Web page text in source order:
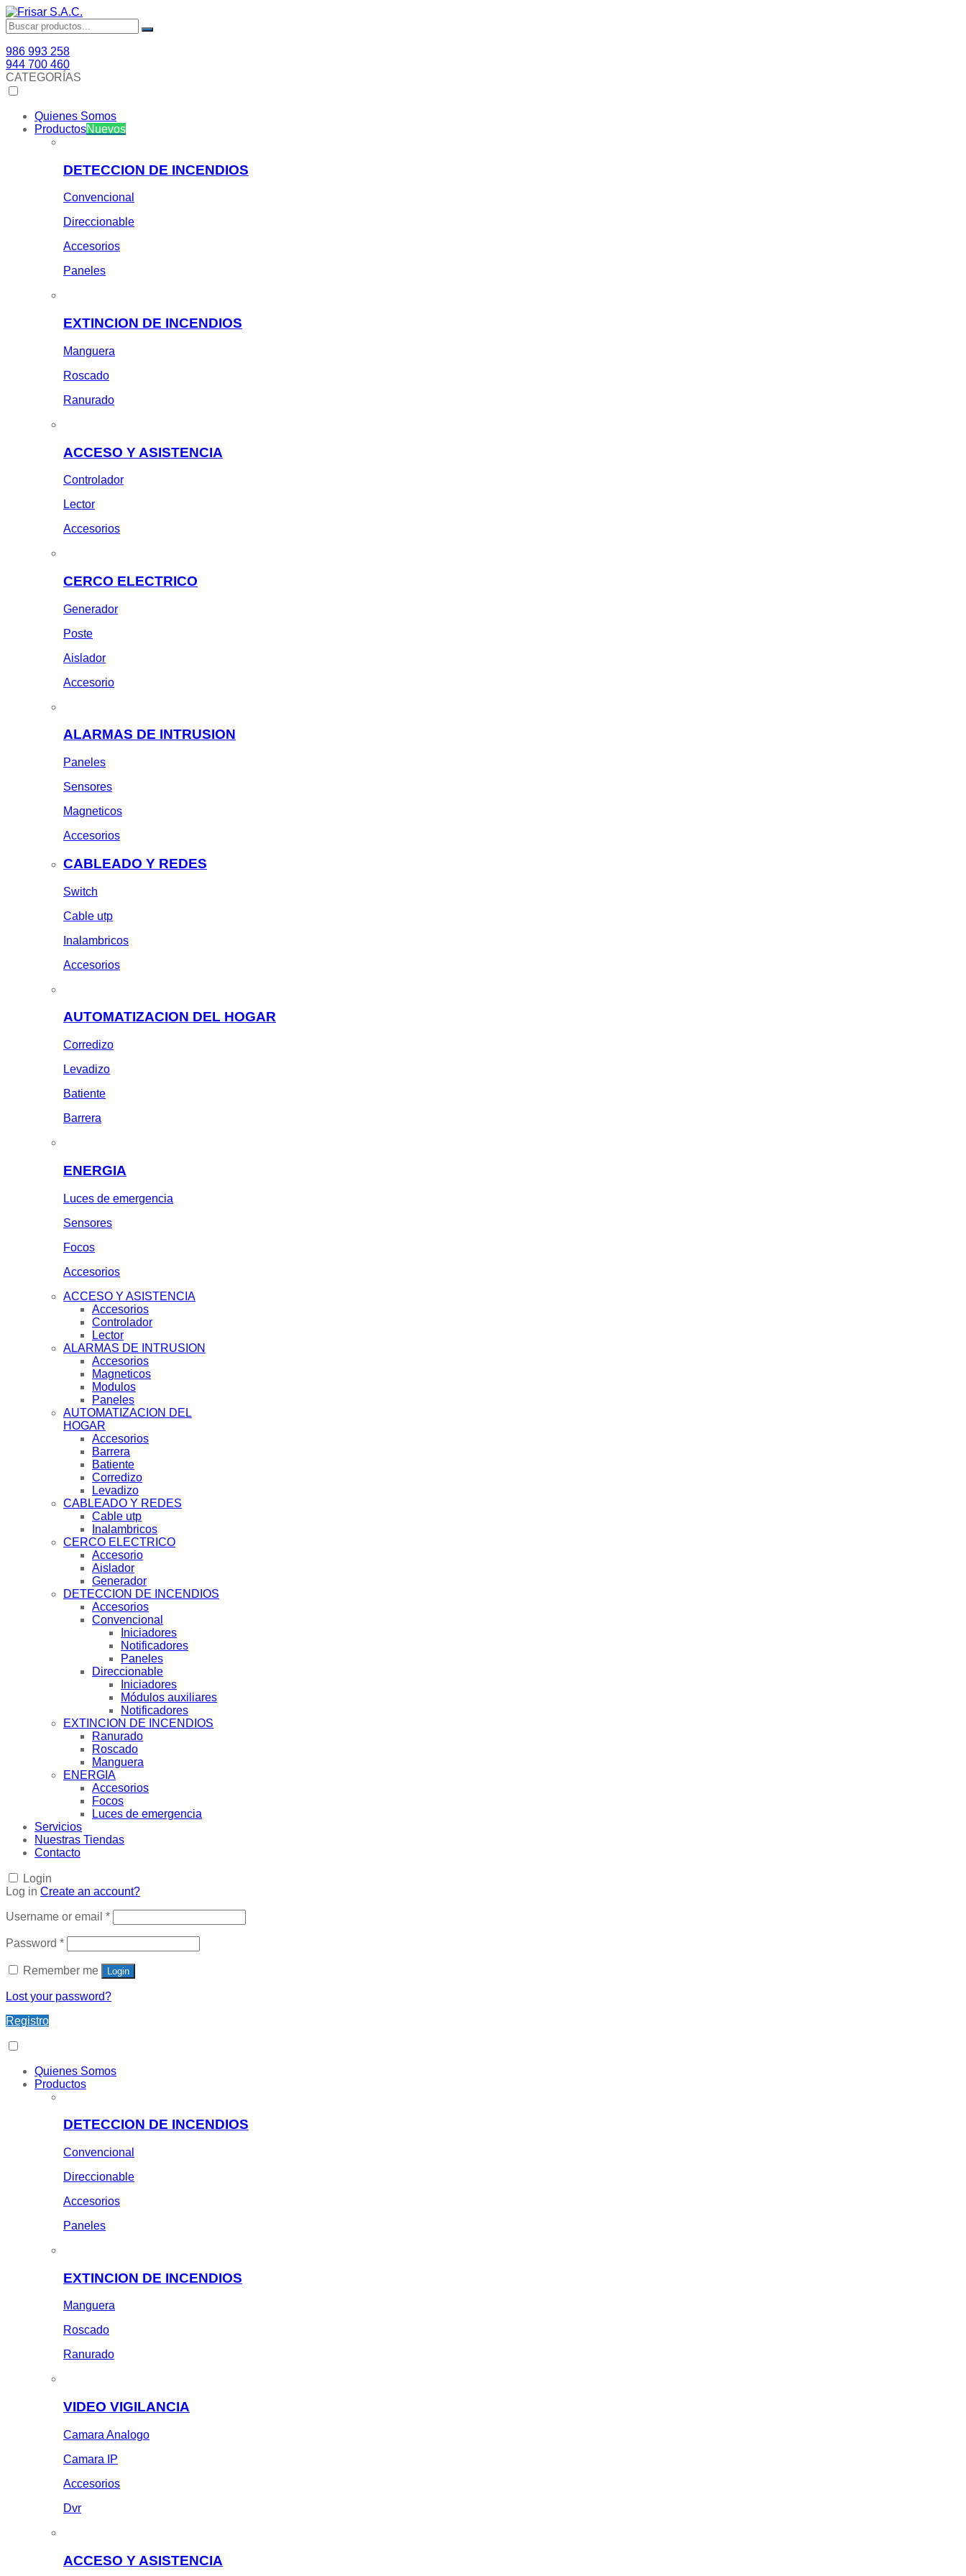
986 993 258
944 700 460
CATEGORÍAS
Quienes Somos
ProductosNuevos
DETECCION DE INCENDIOS
Convencional
Direccionable
Accesorios
Paneles
EXTINCION DE INCENDIOS
Manguera
Roscado
Ranurado
ACCESO Y ASISTENCIA
Controlador
Lector
Accesorios
CERCO ELECTRICO
Generador
Poste
Aislador
Accesorio
ALARMAS DE INTRUSION
Paneles
Sensores
Magneticos
Accesorios
CABLEADO Y REDES
Switch
Cable utp
Inalambricos
Accesorios
AUTOMATIZACION DEL HOGAR
Corredizo
Levadizo
Batiente
Barrera
ENERGIA
Luces de emergencia
Sensores
Focos
Accesorios
ACCESO Y ASISTENCIA
Accesorios
Controlador
Lector
ALARMAS DE INTRUSION
Accesorios
Magneticos
Modulos
Paneles
AUTOMATIZACION DEL
HOGAR
Accesorios
Barrera
Batiente
Corredizo
Levadizo
CABLEADO Y REDES
Cable utp
Inalambricos
CERCO ELECTRICO
Accesorio
Aislador
Generador
DETECCION DE INCENDIOS
Accesorios
Convencional
Iniciadores
Notificadores
Paneles
Direccionable
Iniciadores
Módulos auxiliares
Notificadores
EXTINCION DE INCENDIOS
Ranurado
Roscado
Manguera
ENERGIA
Accesorios
Focos
Luces de emergencia
Servicios
Nuestras Tiendas
Contacto
Login
Log in Create an account?
Username or email *
Password *
Remember me Login
Lost your password?
Registro
Quienes Somos
Productos
DETECCION DE INCENDIOS
Convencional
Direccionable
Accesorios
Paneles
EXTINCION DE INCENDIOS
Manguera
Roscado
Ranurado
VIDEO VIGILANCIA
Camara Analogo
Camara IP
Accesorios
Dvr
ACCESO Y ASISTENCIA